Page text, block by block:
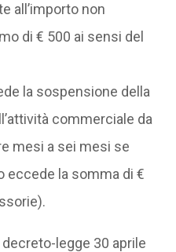
all’importo non
di € 500 ai sensi del
la sospensione della
commerciale da
mesi a sei mesi se
eccede la somma di €
legge 30 aprile